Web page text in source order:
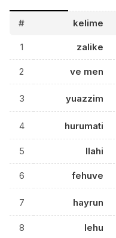
# kelime
1 zalike
2 ve men
3 yuazzim
4 hurumati
5 llahi
6 fehuve
7 hayrun
8 lehu